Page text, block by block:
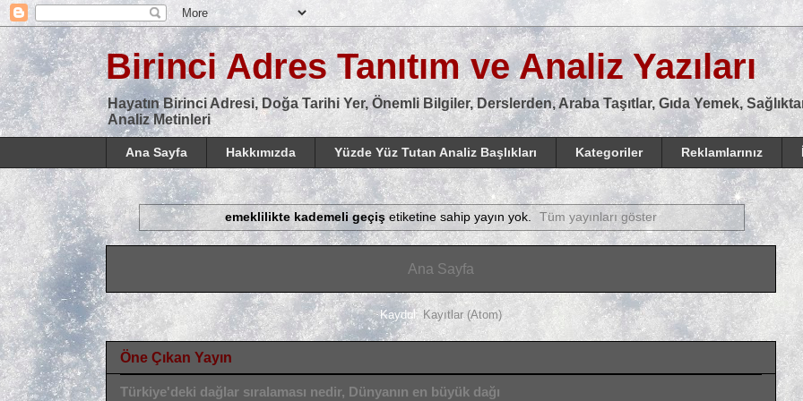
Birinci Adres Tanıtım ve Analiz Yazıları
Hayatın Birinci Adresi, Doğa Tarihi Yer, Önemli Bilgiler, Derslerden, Araba Taşıtlar, Gıda Yemek,
Analiz Metinleri
Ana Sayfa Hakkımızda Yüzde Yüz Tutan Analiz Başlıkları Kategoriler Reklamlarınız
emeklilikte kademeli geçişetiketine sahip yayın yok. Tüm yayınları göster
Ana Sayfa
Kaydol:Kayıtlar (Atom)
Öne Çıkan Yayın
Türkiye'deki dağlar sıralaması nedir, Dünyanın en büyük dağı